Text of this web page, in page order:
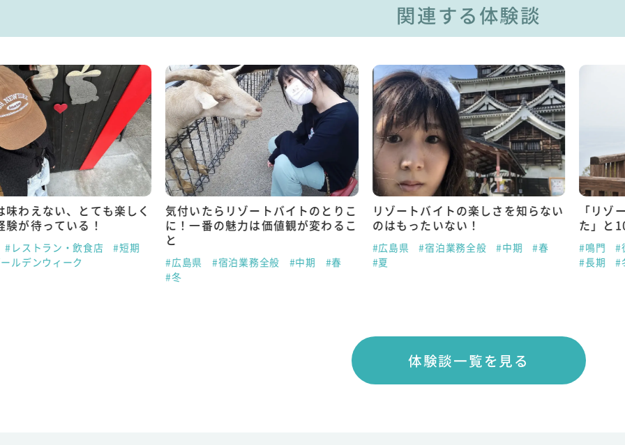
関連する体験談
味わえない、とても楽しく
験が待っている！
#レストラン・飲食店
#短期
ルデンウィーク
気付いたらリゾートバイトのとりこ
に！一番の魅力は価値観が変わるこ
と
#広島県 #宿泊業務全般 #中期
#春
#冬
リゾートバイトの楽しさを知らない
のはもったいない！
#広島県 #宿泊業務全般 #中期
#春
#夏
「リゾ
た」と
#鳴門
#
#長期
#
体験談一覧を見る